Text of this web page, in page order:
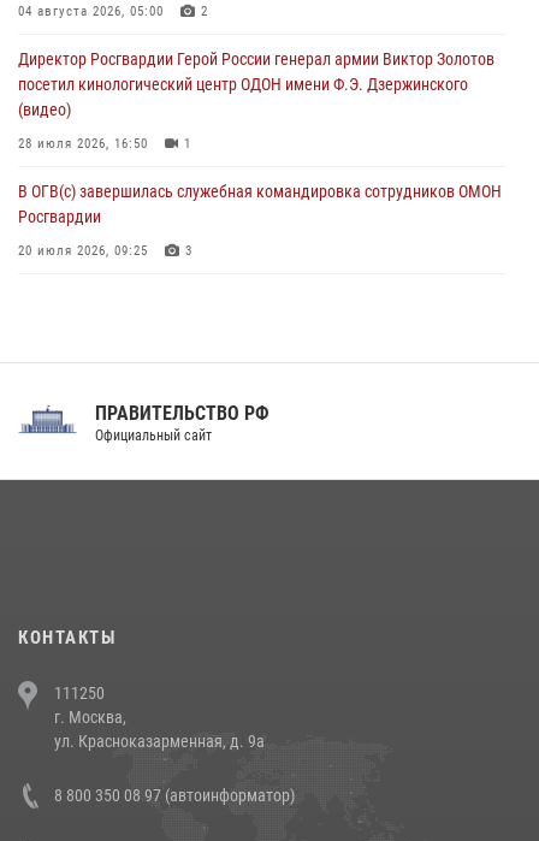
крупная нарколаборатория
04 августа 2026, 05:00 2
Директор Росгвардии Герой России генерал армии Виктор Золотов
посетил кинологический центр ОДОН имени Ф.Э. Дзержинского
(видео)
28 июля 2026, 16:50 1
В ОГВ(с) завершилась служебная командировка сотрудников ОМОН
Росгвардии
20 июля 2026, 09:25 3
Праздник «Один день с Росгвардией» к 105-летию Центрального
напавших на бригаду скорой помощи (видео)
14 июля 2026, 12:20
В Росгвардии прошла военно-научная конференция по обобщению
боевого опыта
ПРАВИТЕЛЬСТВО РФ
Официальный сайт
КОНТАКТЫ
111250
г. Москва,
ул. Красноказарменная, д. 9а
8 800 350 08 97 (автоинформатор)